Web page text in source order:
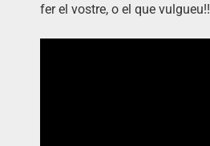
fer el vostre, o el que vulgueu!!